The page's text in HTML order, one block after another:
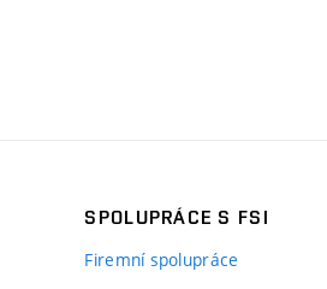
SPOLUPRÁCE S FSI
Firemní spolupráce